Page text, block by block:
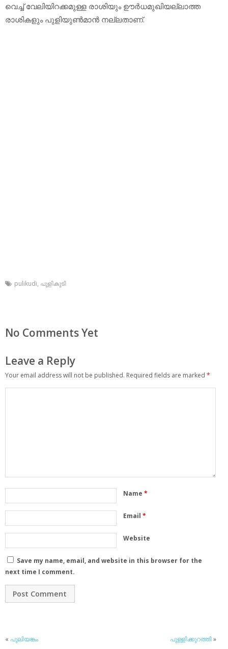
വെച്ച് വേലിയിറക്കമുള്ള രാശിയും ഊര്‍ധമുഖിയല്ലാത്ത
രാശികളും പുളിയുണ്‍മാന്‍ നല്ലതാണ്.
pulikudi, പുളികുടി
No Comments Yet
Leave a Reply
Your email address will not be published. Required fields are marked *
Name *
Email *
Website
Save my name, email, and website in this browser for the
next time I comment.
« പുലിയങ്കം പുള്ളിക്കുറത്തി»